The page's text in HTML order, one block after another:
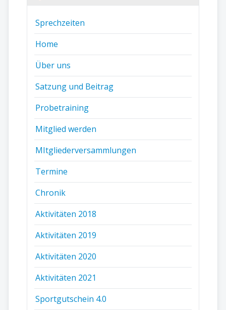
Sprechzeiten
Home
Über uns
Satzung und Beitrag
Probetraining
Mitglied werden
MItgliederversammlungen
Termine
Chronik
Aktivitäten 2018
Aktivitäten 2019
Aktivitäten 2020
Aktivitäten 2021
Sportgutschein 4.0